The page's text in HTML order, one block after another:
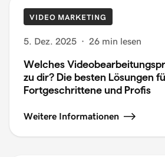
VIDEO MARKETING
5. Dez. 2025 · 26 min lesen
Welches
zu dir? Die besten Lösungen
Fortgeschrittene und Profis
Weitere Informationen